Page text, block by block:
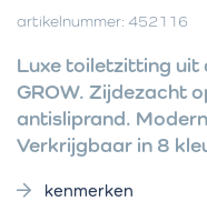
artikelnummer: 452116
Luxe toiletzitting uit
GROW. Zijdezacht
antisliprand.
Verkrijgbaar in 8
kenmerken